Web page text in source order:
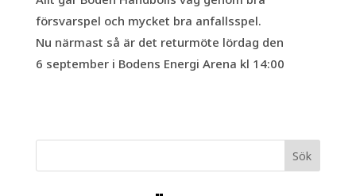
försvarspel och mycket bra anfallsspel.
Nu närmast så är det returmöte lördag den
6 september i Bodens Energi Arena kl 14:00
Sök